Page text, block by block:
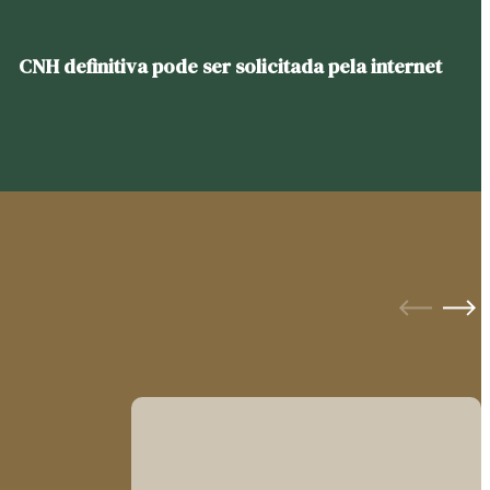
CNH definitiva pode ser solicitada pela internet